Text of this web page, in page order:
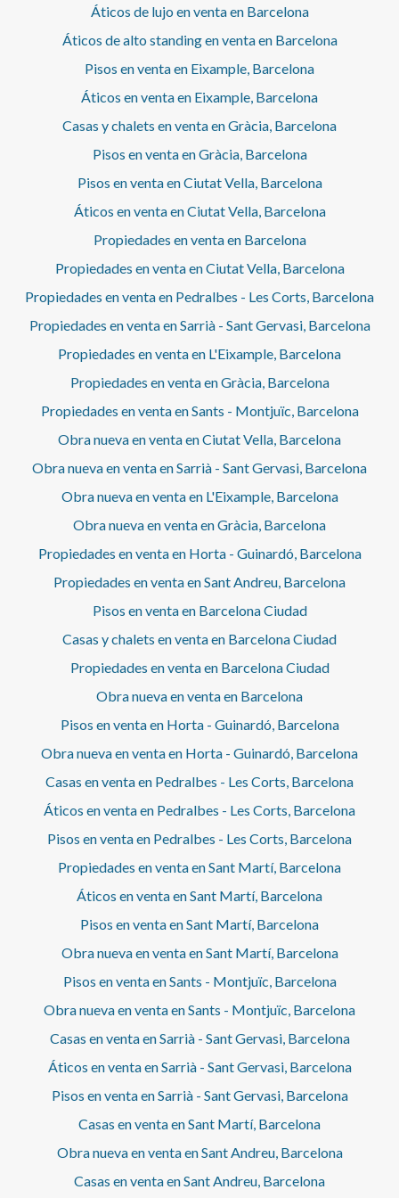
Áticos de lujo en venta en Barcelona
Áticos de alto standing en venta en Barcelona
Pisos en venta en Eixample, Barcelona
Áticos en venta en Eixample, Barcelona
Casas y chalets en venta en Gràcia, Barcelona
Pisos en venta en Gràcia, Barcelona
Pisos en venta en Ciutat Vella, Barcelona
Áticos en venta en Ciutat Vella, Barcelona
Propiedades en venta en Barcelona
Propiedades en venta en Ciutat Vella, Barcelona
Propiedades en venta en Pedralbes - Les Corts, Barcelona
Propiedades en venta en Sarrià - Sant Gervasi, Barcelona
Propiedades en venta en L'Eixample, Barcelona
Propiedades en venta en Gràcia, Barcelona
Propiedades en venta en Sants - Montjuïc, Barcelona
Obra nueva en venta en Ciutat Vella, Barcelona
Obra nueva en venta en Sarrià - Sant Gervasi, Barcelona
Obra nueva en venta en L'Eixample, Barcelona
Obra nueva en venta en Gràcia, Barcelona
Propiedades en venta en Horta - Guinardó, Barcelona
Propiedades en venta en Sant Andreu, Barcelona
Pisos en venta en Barcelona Ciudad
Casas y chalets en venta en Barcelona Ciudad
Propiedades en venta en Barcelona Ciudad
Obra nueva en venta en Barcelona
Pisos en venta en Horta - Guinardó, Barcelona
Obra nueva en venta en Horta - Guinardó, Barcelona
Casas en venta en Pedralbes - Les Corts, Barcelona
Áticos en venta en Pedralbes - Les Corts, Barcelona
Pisos en venta en Pedralbes - Les Corts, Barcelona
Propiedades en venta en Sant Martí, Barcelona
Áticos en venta en Sant Martí, Barcelona
Pisos en venta en Sant Martí, Barcelona
Obra nueva en venta en Sant Martí, Barcelona
Pisos en venta en Sants - Montjuïc, Barcelona
Obra nueva en venta en Sants - Montjuïc, Barcelona
Casas en venta en Sarrià - Sant Gervasi, Barcelona
Áticos en venta en Sarrià - Sant Gervasi, Barcelona
Pisos en venta en Sarrià - Sant Gervasi, Barcelona
Casas en venta en Sant Martí, Barcelona
Obra nueva en venta en Sant Andreu, Barcelona
Casas en venta en Sant Andreu, Barcelona